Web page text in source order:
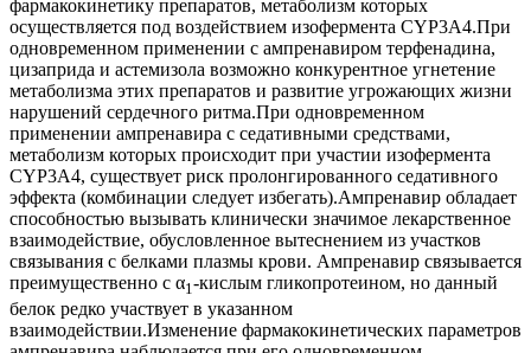
фармакокинетику препаратов, метаболизм которых
осуществляется под воздействием изофермента CYP3A4.При
одновременном применении с ампренавиром терфенадина,
цизаприда и астемизола возможно конкурентное угнетение
метаболизма этих препаратов и развитие угрожающих жизни
нарушений сердечного ритма.При одновременном
применении ампренавира с седативными средствами,
метаболизм которых происходит при участии изофермента
CYP3A4, существует риск пролонгированного седативного
эффекта (комбинации следует избегать).Ампренавир обладает
способностью вызывать клинически значимое лекарственное
взаимодействие, обусловленное вытеснением из участков
связывания с белками плазмы крови. Ампренавир связывается
преимущественно с α1-кислым гликопротеином, но данный
белок редко участвует в указанном
взаимодействии.Изменение фармакокинетических параметров